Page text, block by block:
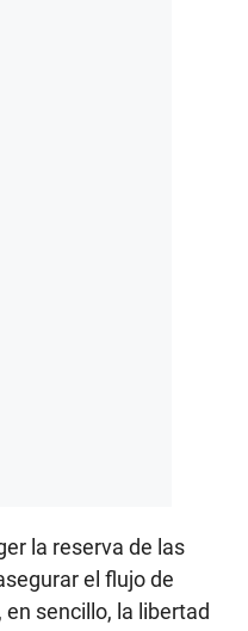
la reserva de las
el flujo de
sencillo, la libertad